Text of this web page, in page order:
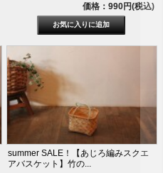
価格：990円(税込)
summer SALE！【あじろ編みスクエ
アバスケット】竹の...